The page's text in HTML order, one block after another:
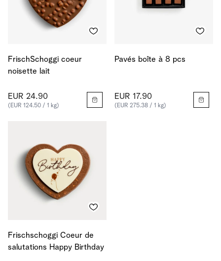
FrischSchoggi coeur
noisette lait
EUR 24.90
(EUR 124.50 / 1 kg)
Pavés boîte à 8 pcs
EUR 17.90
(EUR 275.38 / 1 kg)
Frischschoggi Coeur de
salutations Happy Birthday